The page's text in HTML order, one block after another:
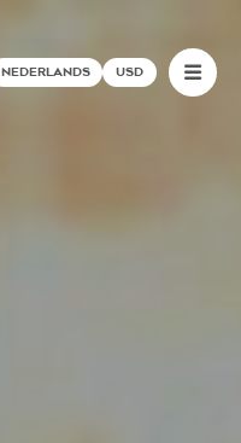
NEDERLANDS USD